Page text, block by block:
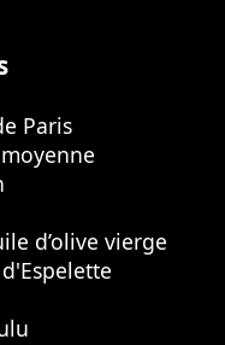
Paris
d’olive vierge